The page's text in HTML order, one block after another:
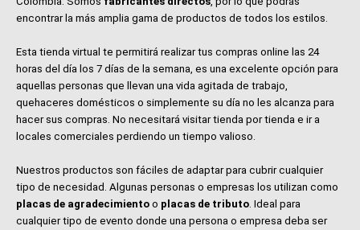
encontrar la más amplia gama de productos de todos los estilos.
Esta tienda virtual te permitirá realizar tus compras online las 24
horas del día los 7 días de la semana, es una excelente opción para
aquellas personas que llevan una vida agitada de trabajo,
quehaceres domésticos o simplemente su día no les alcanza para
hacer sus compras. No necesitará visitar tienda por tienda e ir a
locales comerciales perdiendo un tiempo valioso.
Nuestros productos son fáciles de adaptar para cubrir cualquier
tipo de necesidad. Algunas personas o empresas los utilizan como
placas de agradecimiento o placas de tributo . Ideal para
cualquier tipo de evento donde una persona o empresa deba ser